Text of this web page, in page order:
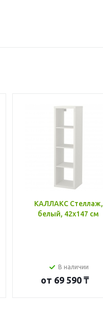
КАЛЛАКС Стеллаж,
белый, 42x147 см
В наличии
от 69 590 ₸